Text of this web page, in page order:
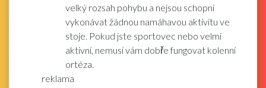
velký rozsah pohybu a nejsou schopni
vykonávat žádnou namáhavou aktivitu ve
stoje. Pokud jste sportovec nebo velmi
aktivní, nemusí vám dobře fungovat kolenní
ortéza.
reklama